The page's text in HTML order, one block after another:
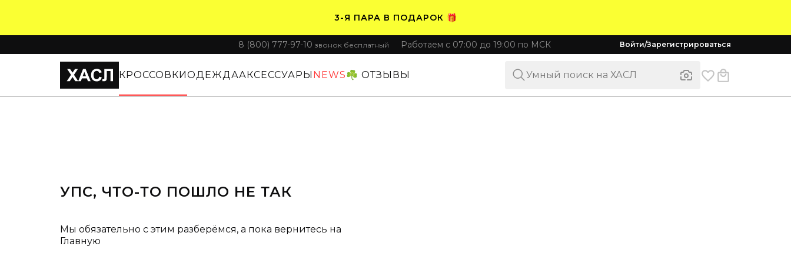
3-Я ПАРА В ПОДАРОК 🎁
ПЛАТИТЕ ЧАСТЯМИ. НОСИТЕ СРАЗУ 🛒
8 (800) 777-97-10 звонок бесплатный Работаем с 07:00 до 19:00 по МСК Войти/Зарегистрироваться
КРОССОВКИОДЕЖДААКСЕССУАРЫ NEWS☘️ ОТЗЫВЫ
УПС, ЧТО-ТО ПОШЛО НЕ ТАК
Мы обязательно с этим разберёмся, а пока вернитесь на
Главную